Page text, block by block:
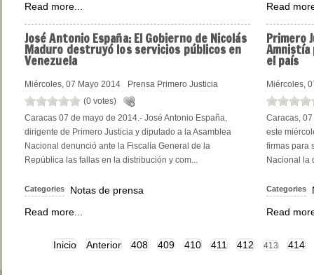
Read more...
Read
JoséAntonio España: El Gobierno de Nicolás
Maduro destruyó los servicios públicos en
Venezuela
Miércoles, 07 Mayo 2014
Prensa Primero Justicia
(0 votes)
Caracas 07 de mayo de 2014.- José Antonio España,
dirigente de Primero Justicia y diputado a la Asamblea
Nacional denunció ante la Fiscalía General de la
República las fallas en la distribución y com...
Categories
Notas de prensa
Read more...
Primero
Amnistía
el país
Miércoles,
Caracas,
este
firmas para
Nacional la
Categories
Read
Inicio Anterior 408 409 410 411 412 413 414